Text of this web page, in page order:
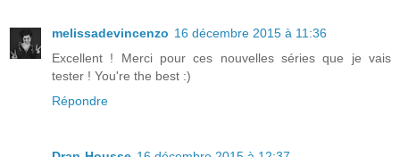
melissadevincenzo 16 décembre 2015 à 11:36
Excellent ! Merci pour ces nouvelles séries que je vais
tester ! You're the best :)
Répondre